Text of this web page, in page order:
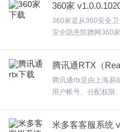
体验。
360家
360家是从360安全
安全隐患防蹭网360
完善设备的信息，欢
腾讯通rtx是由上海易
用户帐号、分配权限
通讯的人员，欢迎来
米多客客服系统